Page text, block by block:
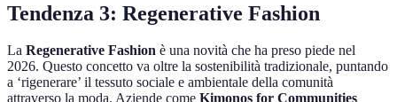
Tendenza 3: Regenerative Fashion
La Regenerative Fashion è una novità che ha preso piede nel
2026. Questo concetto va oltre la sostenibilità tradizionale, puntando
a ‘rigenerare’ il tessuto sociale e ambientale della comunità
attraverso la moda. Aziende come Kimonos for Communities